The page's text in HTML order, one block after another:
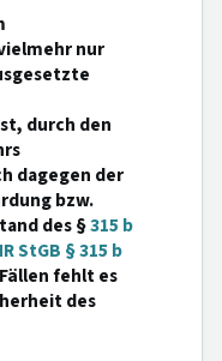
nur
durch den
dagegen der
bzw.
des §315 b
StGB § 315 b
fehlt es
des